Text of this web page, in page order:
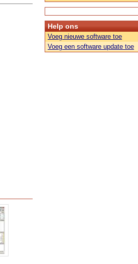
Help ons
Voeg nieuwe software toe
Voeg een software update toe